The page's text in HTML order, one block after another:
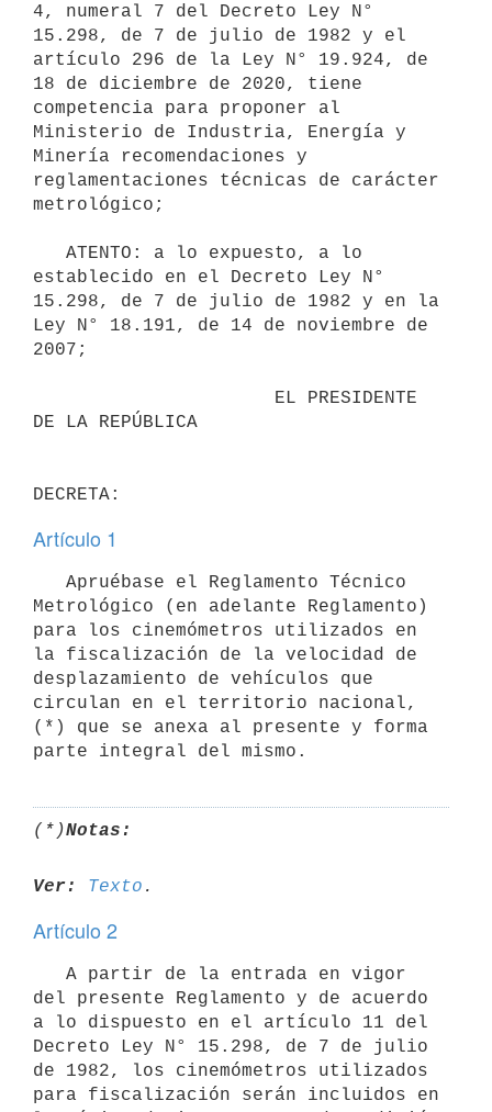
4, numeral 7 del Decreto Ley N°
15.298, de 7 de julio de 1982 y el
artículo 296 de la Ley N° 19.924, de
18 de diciembre de 2020, tiene
competencia para proponer al
Ministerio de Industria, Energía y
Minería recomendaciones y
reglamentaciones técnicas de carácter
metrológico;
establecido en el Decreto Ley N°
15.298, de 7 de julio de 1982 y en la
Ley N° 18.191, de 14 de noviembre de
2007;
DE LA REPÚBLICA
Artículo 1
Metrológico (en adelante Reglamento)
para los cinemómetros utilizados en
la fiscalización de la velocidad de
desplazamiento de vehículos que
circulan en el territorio nacional,
(*) que se anexa al presente y forma
parte integral del mismo.
(*)Notas:
Ver: Texto
Artículo 2
del presente Reglamento y de acuerdo
a lo dispuesto en el artículo 11 del
Decreto Ley N° 15.298, de 7 de julio
de 1982, los cinemómetros utilizados
para fiscalización serán incluidos en